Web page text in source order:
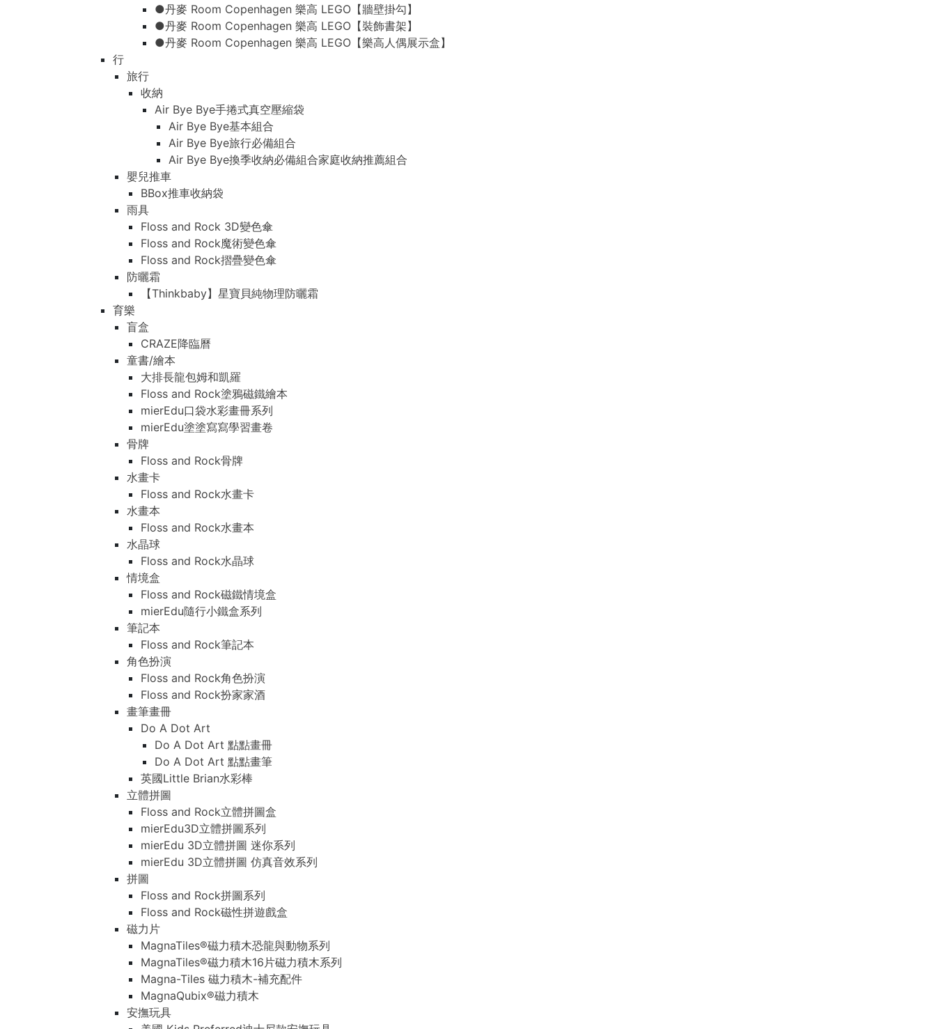
●丹麥 Room Copenhagen 樂高 LEGO【牆壁掛勾】
●丹麥 Room Copenhagen 樂高 LEGO【裝飾書架】
●丹麥 Room Copenhagen 樂高 LEGO【樂高人偶展示盒】
行
旅行
收納
Air Bye Bye手捲式真空壓縮袋
Air Bye Bye基本組合
Air Bye Bye旅行必備組合
Air Bye Bye換季收納必備組合家庭收納推薦組合
嬰兒推車
BBox推車收納袋
雨具
Floss and Rock 3D變色傘
Floss and Rock魔術變色傘
Floss and Rock摺疊變色傘
防曬霜
【Thinkbaby】星寶貝純物理防曬霜
育樂
盲盒
CRAZE降臨曆
童書/繪本
大排長龍包姆和凱羅
Floss and Rock塗鴉磁鐵繪本
mierEdu口袋水彩畫冊系列
mierEdu塗塗寫寫學習畫卷
骨牌
Floss and Rock骨牌
水畫卡
Floss and Rock水畫卡
水畫本
Floss and Rock水畫本
水晶球
Floss and Rock水晶球
情境盒
Floss and Rock磁鐵情境盒
mierEdu隨行小鐵盒系列
筆記本
Floss and Rock筆記本
角色扮演
Floss and Rock角色扮演
Floss and Rock扮家家酒
畫筆畫冊
Do A Dot Art
Do A Dot Art 點點畫冊
Do A Dot Art 點點畫筆
英國Little Brian水彩棒
立體拼圖
Floss and Rock立體拼圖盒
mierEdu3D立體拼圖系列
mierEdu 3D立體拼圖 迷你系列
mierEdu 3D立體拼圖 仿真音效系列
拼圖
Floss and Rock拼圖系列
Floss and Rock磁性拼遊戲盒
磁力片
MagnaTiles®磁力積木恐龍與動物系列
MagnaTiles®磁力積木16片磁力積木系列
Magna-Tiles 磁力積木-補充配件
MagnaQubix®磁力積木
安撫玩具